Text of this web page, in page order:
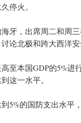
停火。
牙，出席周二和周
论北极和跨大西洋
至本国GDP的5%进
这一水平。
5%的国防支出水平